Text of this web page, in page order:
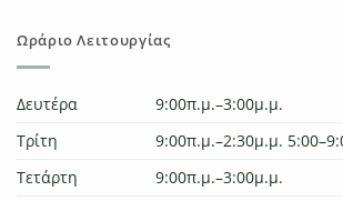
Ωράριο Λειτουργίας
Δευτέρα
9:00π.μ.–3:00μ.μ.
Τρίτη
9:00π.μ.–2:30μ.μ.
Τετάρτη
9:00π.μ.–3:00μ.μ.